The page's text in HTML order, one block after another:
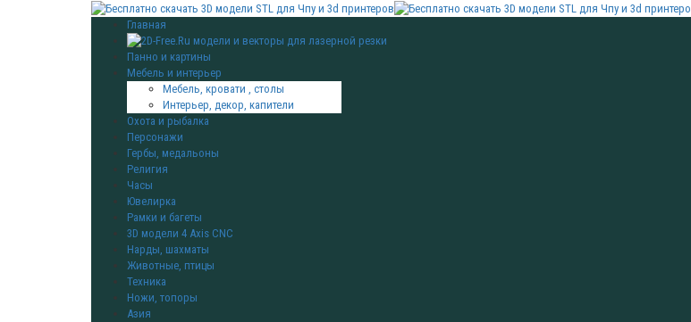
Главная
Панно и картины
Мебель и интерьер
Мебель, кровати , столы
Интерьер, декор, капители
Охота и рыбалка
Персонажи
Гербы, медальоны
Религия
Часы
Ювелирка
Рамки и багеты
3D модели 4 Axis CNC
Нарды, шахматы
Животные, птицы
Техника
Ножи, топоры
Азия